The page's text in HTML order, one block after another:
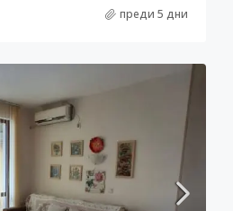
преди 5 дни